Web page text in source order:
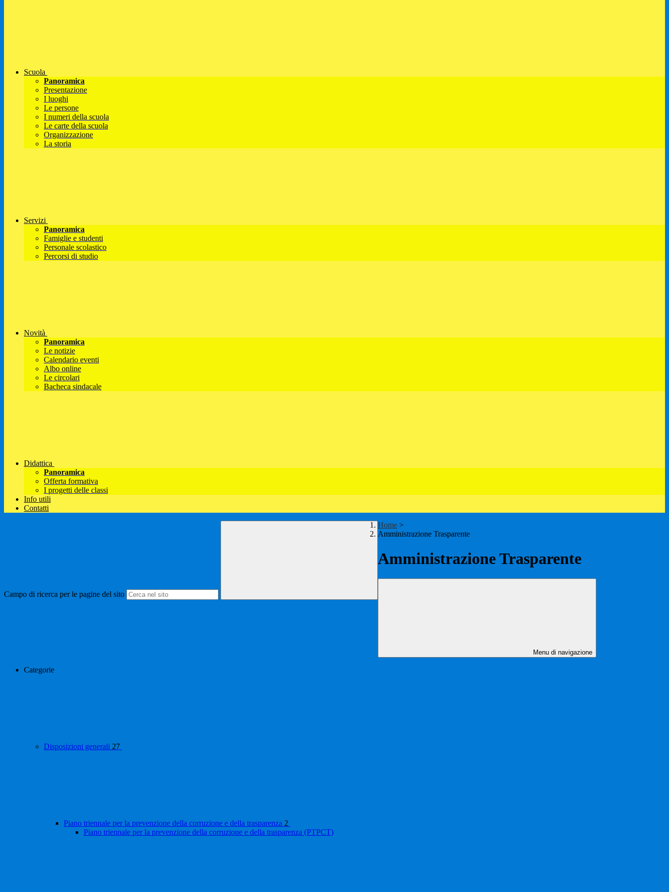
Scuola
Panoramica
Presentazione
I luoghi
Le persone
I numeri della scuola
Le carte della scuola
Organizzazione
La storia
Servizi
Panoramica
Famiglie e studenti
Personale scolastico
Percorsi di studio
Novità
Panoramica
Le notizie
Calendario eventi
Albo online
Le circolari
Bacheca sindacale
Didattica
Panoramica
Offerta formativa
I progetti delle classi
Info utili
Contatti
Campo di ricerca per le pagine del sito
Home >
Amministrazione Trasparente
Amministrazione Trasparente
Menu di navigazione
Categorie
Disposizioni generali 27
Piano triennale per la prevenzione della corruzione e della trasparenza 2
Piano triennale per la prevenzione della corruzione e della trasparenza (PTPCT)